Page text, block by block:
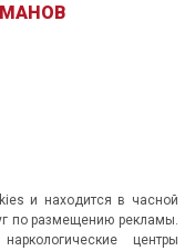
и находится в часной
по размещению рекламы.
центры